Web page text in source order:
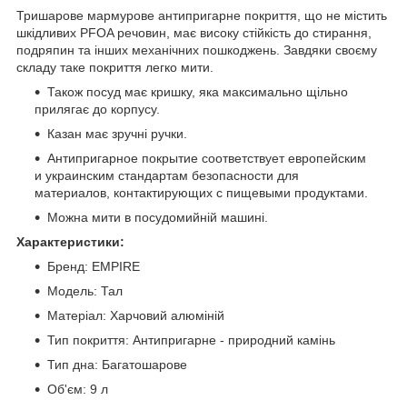
Тришарове мармурове антипригарне покриття, що не містить
шкідливих PFOA речовин, має високу стійкість до стирання,
подряпин та інших механічних пошкоджень. Завдяки своєму
складу таке покриття легко мити.
Також посуд має кришку, яка максимально щільно
прилягає до корпусу.
Казан має зручні ручки.
Антипригарное покрытие соответствует европейским
и украинским стандартам безопасности для
материалов, контактирующих с пищевыми продуктами.
Можна мити в посудомийній машині.
Характеристики:
Бренд: EMPIRE
Модель: Тал
Матеріал: Харчовий алюміній
Тип покриття: Антипригарне - природний камінь
Тип дна: Багатошарове
Об'єм: 9 л